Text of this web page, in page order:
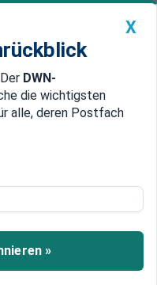
Geldanlage Premium
China
nimmt verstärkt den
Doch der Markt
X
DWN-
die wichtigsten
alle, deren Postfach
»